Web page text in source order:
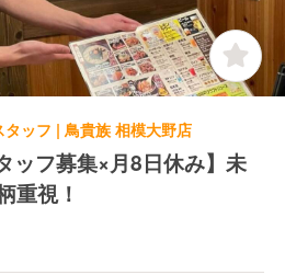
ッフ | 鳥貴族 相模大野店
ッフ募集×月8日休み】未
重視！